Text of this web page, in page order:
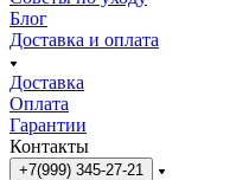
Блог
Доставка и оплата
Доставка
Оплата
Гарантии
Контакты
+7(999) 345-27-21